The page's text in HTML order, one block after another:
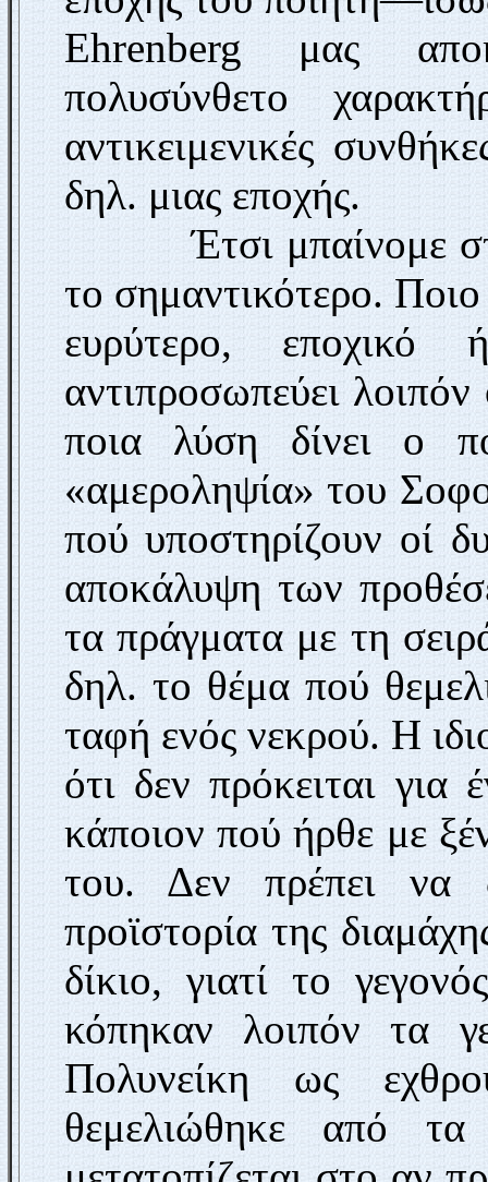
Ehrenbergμας
πολυσύνθετο
αντικειμενικές
δηλ. μιας εποχής.
Έτσι μπαίνομε στο
το σημαντικότερο.
ευρύτερο, εποχικό
αντιπροσωπεύει
ποια λύση δίνει ο
«αμεροληψία» του
πού υποστηρίζουν οί
αποκάλυψη των
τα πράγματα με τη
δηλ. το θέμα πού
ταφή ενός νεκρού. Η
ότι δεν πρό­κειται για
κάποιον πού ήρθε με
του. Δεν πρέπει να
προϊστορία της
δίκιο, γιατί το
κόπηκαν λοιπόν τα
Πολυνείκη ως
θεμελιώθηκε από